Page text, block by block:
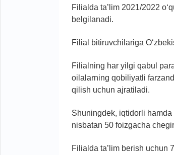
Filialda ta’lim 2021/2022
belgilanadi.
Filial bitiruvchilariga
Filialning har yilgi qabul
oilalarning qobiliyatli
qilish uchun ajratiladi.
Shuningdek, iqtidorli hamda
nisbatan 50 foizgacha
Filialda ta’lim berish uchun